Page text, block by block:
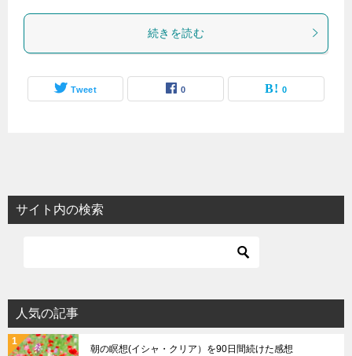
続きを読む
Tweet 0 0
サイト内の検索
人気の記事
朝の瞑想(イシャ・クリア）を90日間続けた感想